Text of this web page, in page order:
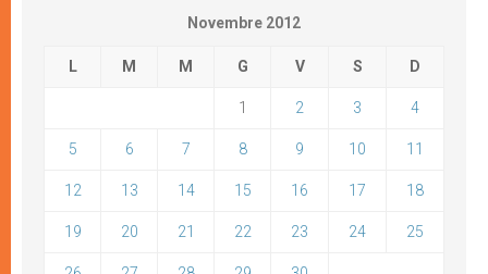
Novembre 2012
L M M G V S D
1 2 3 4
5 6 7 8 9 10 11
12 13 14 15 16 17 18
19 20 21 22 23 24 25